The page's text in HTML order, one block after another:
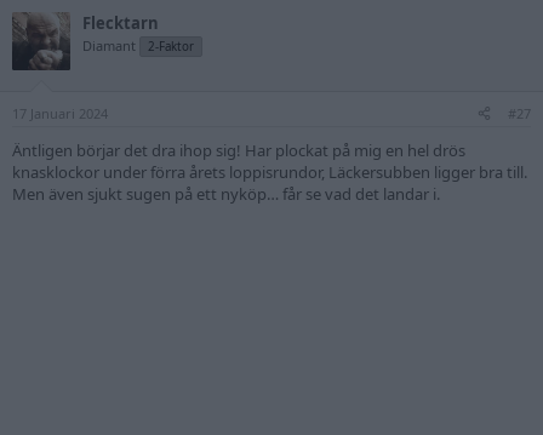
t
o
s
Flecktarn
Diamant 2-Faktor
17 Januari 2024 #27
Äntligen börjar det dra ihop sig! Har plockat på mig en hel drös
knasklockor under förra årets loppisrundor, Läckersubben ligger bra till.
Men även sjukt sugen på ett nyköp… får se vad det landar i.